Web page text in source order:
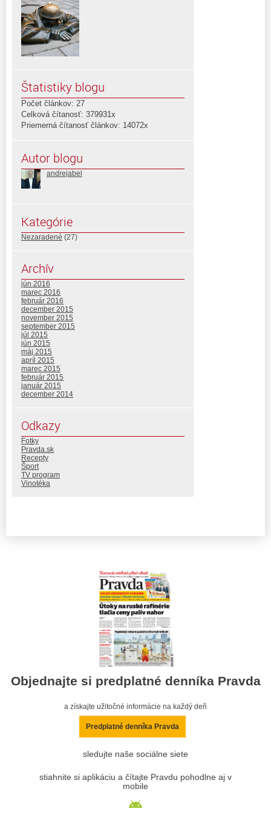
Štatistiky blogu
Počet článkov: 27
Celková čítanosť: 379931x
Priemerná čítanosť článkov: 14072x
Autor blogu
andrejabel
Kategórie
Nezaradené (27)
Archív
jún 2016
marec 2016
február 2016
december 2015
november 2015
september 2015
júl 2015
jún 2015
máj 2015
apríl 2015
marec 2015
február 2015
január 2015
december 2014
Odkazy
Fotky
Pravda.sk
Recepty
Šport
TV program
Vinotéka
Objednajte si predplatné denníka Pravda
a získajte užitočné informácie na každý deň
Predplatné denníka Pravda
sledujte naše sociálne siete
stiahnite si aplikáciu a čítajte Pravdu pohodlne aj v
mobile